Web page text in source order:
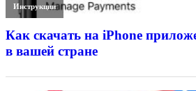
Инструкции
Как скачать на iPhone
в вашей стране